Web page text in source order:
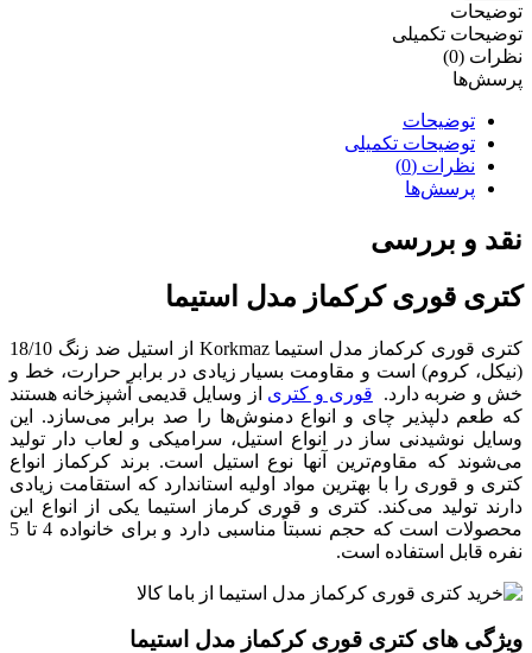
توضیحات
توضیحات تکمیلی
نظرات (0)
پرسش‌ها
توضیحات
توضیحات تکمیلی
نظرات (0)
پرسش‌ها
نقد و بررسی
کتری قوری کرکماز مدل استیما
کتری قوری کرکماز مدل استیما Korkmaz از استیل ضد زنگ 18/10
(نیکل، کروم) است و مقاومت بسیار زیادی در برابر حرارت، خط و
خش و ضربه دارد. قوری و کتری از وسایل قدیمی آشپزخانه هستند
که طعم دلپذیر چای و انواع دمنوش‌ها را صد برابر می‌سازد. این
وسایل نوشیدنی ساز در انواع استیل، سرامیکی و لعاب دار تولید
می‌شوند که مقاوم‌ترین آنها نوع استیل است. برند کرکماز انواع
کتری و قوری را با بهترین مواد اولیه استاندارد که استقامت زیادی
دارند تولید می‌کند. کتری و قوری کرماز استیما یکی از انواع این
محصولات است که حجم نسبتاً مناسبی دارد و برای خانواده 4 تا 5
نفره قابل استفاده است.
ویژگی های کتری قوری کرکماز مدل استیما